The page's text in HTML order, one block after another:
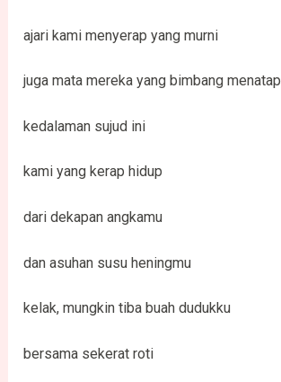
ajari kami menyerap yang murni
juga mata mereka yang bimbang menatap
kedalaman sujud ini
kami yang kerap hidup
dari dekapan angkamu
dan asuhan susu heningmu
kelak, mungkin tiba buah dudukku
bersama sekerat roti